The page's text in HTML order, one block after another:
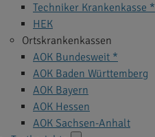
Techniker Krankenkasse *
HEK
Ortskrankenkassen
AOK Bundesweit *
AOK Baden Württemberg
AOK Bayern
AOK Hessen
AOK Sachsen-Anhalt